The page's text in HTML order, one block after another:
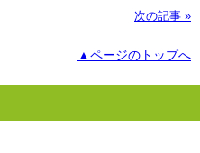
次の記事 »
▲ページのトップへ